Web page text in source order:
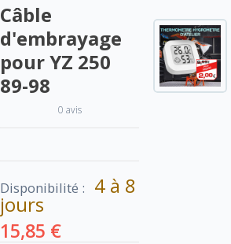
Câble
d'embrayage
pour YZ 250
89-98
0 avis
Disponibilité : 4 à 8
jours
15,85 €